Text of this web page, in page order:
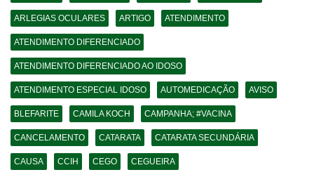
ARLEGIAS OCULARES ARTIGO ATENDIMENTO
ATENDIMENTO DIFERENCIADO
ATENDIMENTO DIFERENCIADO AO IDOSO
ATENDIMENTO ESPECIAL IDOSO AUTOMEDICAÇÃO AVISO
BLEFARITE CAMILA KOCH CAMPANHA; #VACINA
CANCELAMENTO CATARATA CATARATA SECUNDÁRIA
CAUSA CCIH CEGO CEGUEIRA